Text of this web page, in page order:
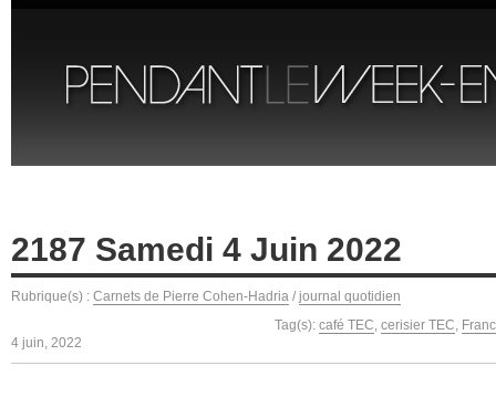
2187 Samedi 4 Juin 2022
Rubrique(s) : Carnets de Pierre Cohen-Hadria / journal quotidien
Tag(s): café TEC, cerisier TEC,
4 juin, 2022